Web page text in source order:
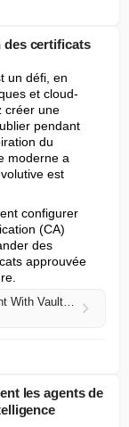
des certificats
un défi, en
et cloud-
créer une
pendant
du
moderne a
est
configurer
(CA)
des
approuvée
Our Path to Better Certificate Management With Vault and FreeIPA
les agents de